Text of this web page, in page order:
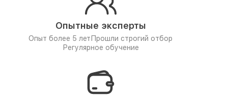
Опытные эксперты
Опыт более 5 лет Прошли строгий отбор
Регулярное обучение